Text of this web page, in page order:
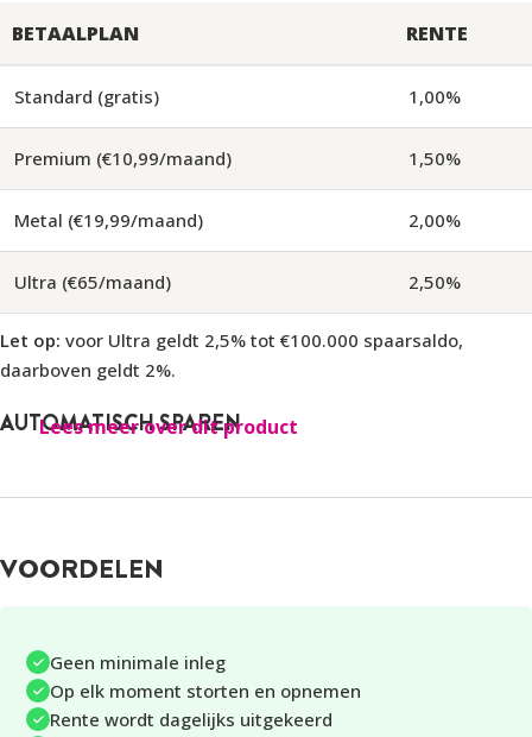
BETAALPLAN RENTE
Standard (gratis) 1,00%
Premium (€10,99/maand) 1,50%
Metal (€19,99/maand) 2,00%
Ultra (€65/maand) 2,50%
Let op: voor Ultra geldt 2,5% tot €100.000 spaarsaldo,
daarboven geldt 2%.
AUTOMATISCH SPAREN
loon wordt uitbetaald, een vast bedrag naar jeRevolut
overschrijvingen je op elk moment weer stopzetten.
Door de functie ‘Afronden’ in te schakelen, kun je ongemerkt
sparen bij elke aankoop die je doet. Het verschil tussen het
betaalde bedrag en het afgeronde bedrag wordt vervolgens
Lees meer over dit product
VOORDELEN
Geen minimale inleg
Op elk moment storten en opnemen
Rente wordt dagelijks uitgekeerd